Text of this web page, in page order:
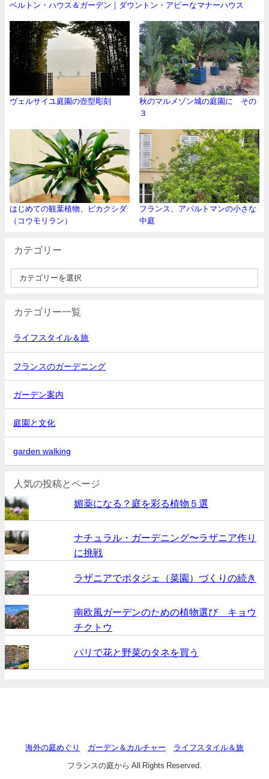
ベルトン・ハウス＆ガーデン｜ダウントン・アビーなマナーハウス
ヴェルサイユ庭園の壺型彫刻
秋のマルメゾン城の庭園に その
３
はじめての観葉植物、ビカクシダ
（コウモリラン）
フランス、アパルトマンの小さな
中庭
カテゴリー
カテゴリー一覧
ライフスタイル＆旅
フランスのガーデニング
ガーデン案内
庭園と文化
garden walking
人気の投稿とページ
媚薬になる？庭を彩る植物５選
ナチュラル・ガーデニング〜ラザニア作り
に挑戦
ラザニアでポタジェ（菜園）づくりの続き
南欧風ガーデンのための植物選び キョウ
チクトウ
パリで花と野菜のタネを買う
海外の庭めぐり ガーデン＆カルチャー ライフスタイル＆旅
フランスの庭から All Rights Reserved.